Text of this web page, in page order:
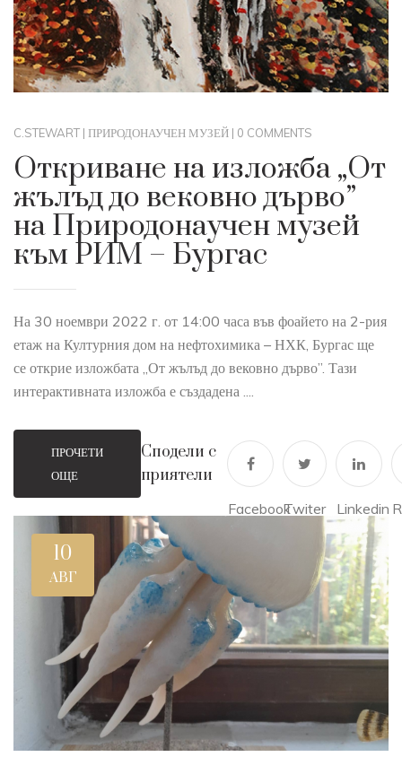
C.STEWART | ПРИРОДОНАУЧЕН МУЗЕЙ | 0 COMMENTS
Откриване на изложба „От
жълъд до вековно дърво”
на Природонаучен музей
към РИМ – Бургас
На 30 ноември 2022 г. от 14:00 часа във фоайето на 2-рия
етаж на Културния дом на нефтохимика – НХК, Бургас ще
се открие изложбата „От жълъд до вековно дърво”. Тази
интерактивната изложба е създадена ....
ПРОЧЕТИ
ОЩЕ
Сподели с
приятели
FacebookTwiter Linkedin
10
АВГ